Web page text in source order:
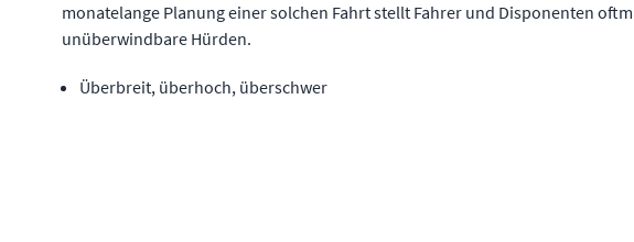
monatelange Planung einer solchen Fahrt stellt Fahrer und Disponenten
unüberwindbare Hürden.
Überbreit, überhoch, überschwer